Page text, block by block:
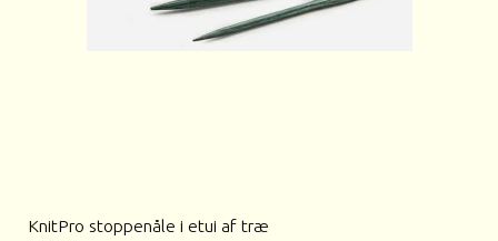
KnitPro stoppenåle i etui af træ